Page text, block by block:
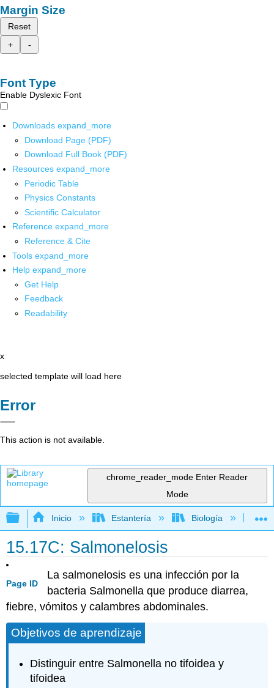
Margin Size
Reset
+
-
Font Type
Enable Dyslexic Font
Downloads expand_more
Download Page (PDF)
Download Full Book (PDF)
Resources expand_more
Periodic Table
Physics Constants
Scientific Calculator
Reference expand_more
Reference & Cite
Tools expand_more
Help expand_more
Get Help
Feedback
Readability
x
selected template will load here
Error
This action is not available.
chrome_reader_mode Enter Reader
Mode
Expandir/contraer jerarquía global
Inicio Estantería Biología
15.17C: Salmonelosis
Page ID
La salmonelosis es una infección por la
bacteria Salmonella que produce diarrea,
fiebre, vómitos y calambres abdominales.
Objetivos de aprendizaje
Distinguir entre Salmonella no tifoidea y
tifoidea